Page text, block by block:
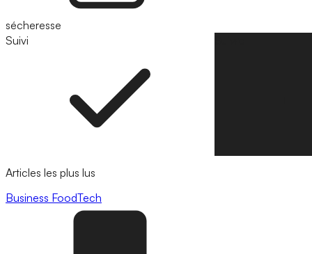
sécheresse
Suivi
Articles les plus lus
Business FoodTech